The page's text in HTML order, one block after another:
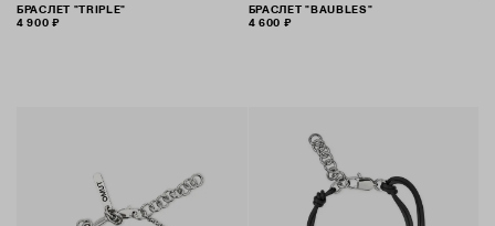
БРАСЛЕТ "TRIPLE"
4 900 ₽
БРАСЛЕТ "BAUBLES"
4 600 ₽